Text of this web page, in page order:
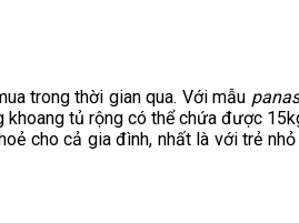
trong thời gian qua. Với mẫu
tủ rộng có thể chứa được
cho cả gia đình, nhất là với trẻ